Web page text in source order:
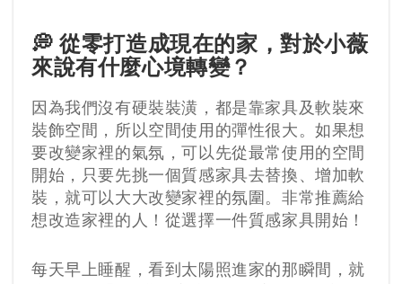
💭 從零打造成現在的家，對於小薇
來說有什麼心境轉變？
因為我們沒有硬裝裝潢，都是靠家具及軟裝來
裝飾空間，所以空間使用的彈性很大。如果想
要改變家裡的氣氛，可以先從最常使用的空間
開始，只要先挑一個質感家具去替換、增加軟
裝，就可以大大改變家裡的氛圍。非常推薦給
想改造家裡的人！從選擇一件質感家具開始！
每天早上睡醒，看到太陽照進家的那瞬間，就